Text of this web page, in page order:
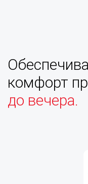
комфорт
до вечера.